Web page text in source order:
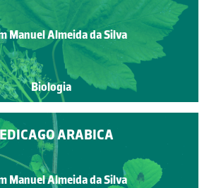
Manuel Almeida da Silva
Biologia
ARABICA
Manuel Almeida da Silva